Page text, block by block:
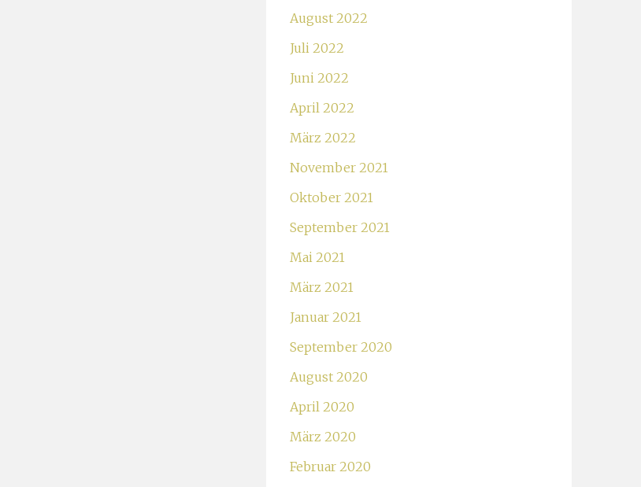
August 2022
Juli 2022
Juni 2022
April 2022
März 2022
November 2021
Oktober 2021
September 2021
Mai 2021
März 2021
Januar 2021
September 2020
August 2020
April 2020
März 2020
Februar 2020